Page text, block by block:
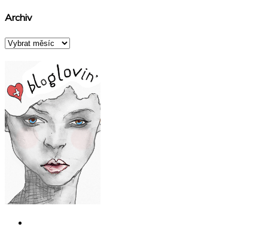
Archiv
Archiv